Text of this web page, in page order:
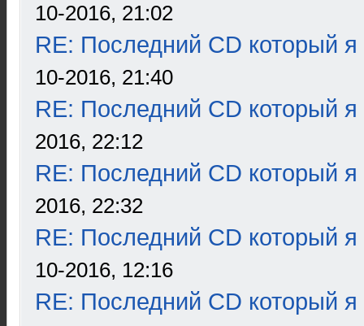
10-2016, 21:02
RE: Последний CD который я
10-2016, 21:40
RE: Последний CD который я
2016, 22:12
RE: Последний CD который я
2016, 22:32
RE: Последний CD который я
10-2016, 12:16
RE: Последний CD который я